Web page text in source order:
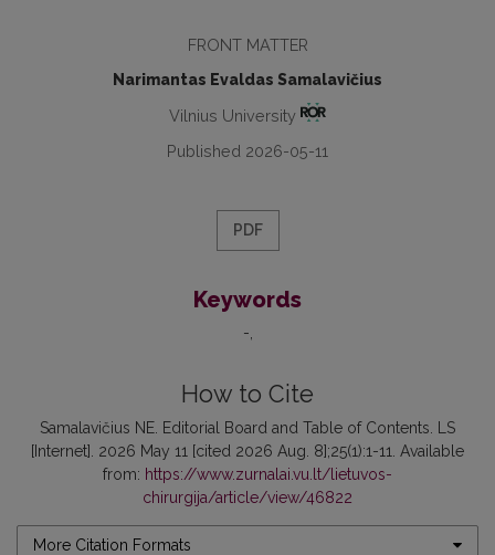
FRONT MATTER
Narimantas Evaldas Samalavičius
Vilnius University
Published 2026-05-11
PDF
Keywords
-
How to Cite
Samalavičius NE. Editorial Board and Table of Contents. LS
[Internet]. 2026 May 11 [cited 2026 Aug. 8];25(1):1-11. Available
from: https://www.zurnalai.vu.lt/lietuvos-
chirurgija/article/view/46822
More Citation Formats